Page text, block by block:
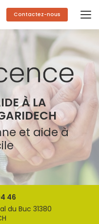
Contactez-nous
À LA
et aide à
46
du Buc 31380